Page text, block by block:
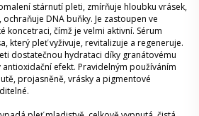
stárnutí pleti, zmírňuje hloubku vrásek,
DNA buňky. Je zastoupen ve
koncetraci, čímž je velmi aktivní. Sérum
který pleť vyživuje, revitalizuje a regeneruje.
dostatečnou hydrataci díky granátovému
efekt. Pravidelným používáním
projasněně, vrásky a pigmentové